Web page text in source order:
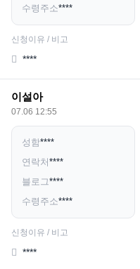
수령주소****
신청이유 / 비고
****
이설아
07.06 12:55
성함****
연락처 ****
블로그****
수령주소****
신청이유 / 비고
****